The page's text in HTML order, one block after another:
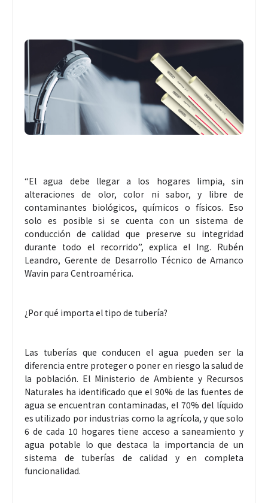
“El agua debe llegar a los hogares limpia, sin
alteraciones de olor, color ni sabor, y libre de
contaminantes biológicos, químicos o físicos. Eso
solo es posible si se cuenta con un sistema de
conducción de calidad que preserve su integridad
durante todo el recorrido”, explica el Ing. Rubén
Leandro, Gerente de Desarrollo Técnico de Amanco
Wavin para Centroamérica.
¿Por qué importa el tipo de tubería?
Las tuberías que conducen el agua pueden ser la
diferencia entre proteger o poner en riesgo la salud de
la población. El Ministerio de Ambiente y Recursos
Naturales ha identificado que el 90% de las fuentes de
agua se encuentran contaminadas, el 70% del líquido
es utilizado por industrias como la agrícola, y que solo
6 de cada 10 hogares tiene acceso a saneamiento y
agua potable lo que destaca la importancia de un
sistema de tuberías de calidad y en completa
funcionalidad.